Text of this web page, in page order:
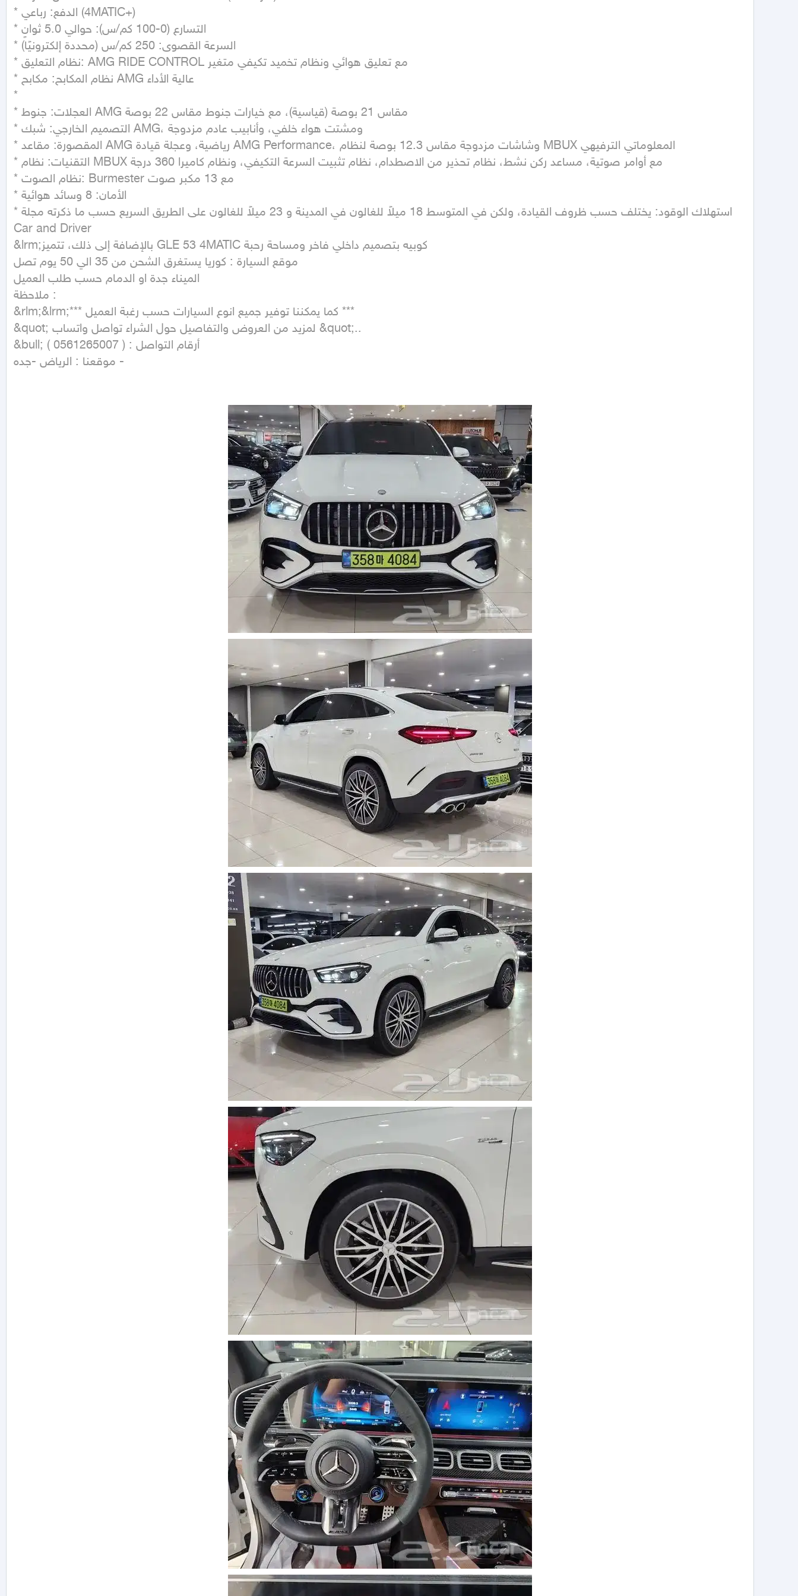
* الدفع: رباعي (4MATIC+)
* التسارع (0-100 كم/س): حوالي 5.0 ثوانٍ
* السرعة القصوى: 250 كم/س (محددة إلكترونيًا)
* نظام التعليق: AMG RIDE CONTROL مع تعليق هوائي ونظام تخميد تكيفي متغير
* نظام المكابح: مكابح AMG عالية الأداء
*
* العجلات: جنوط AMG مقاس 21 بوصة (قياسية)، مع خيارات جنوط مقاس 22 بوصة
* التصميم الخارجي: شبك AMG، ومشتت هواء خلفي، وأنابيب عادم مزدوجة
* المقصورة: مقاعد AMG رياضية، وعجلة قيادة AMG Performance، وشاشات مزدوجة مقاس 12.3 بوصة لنظام MBUX المعلوماتي الترفيهي
* التقنيات: نظام MBUX مع أوامر صوتية، مساعد ركن نشط، نظام تحذير من الاصطدام، نظام تثبيت السرعة التكيفي، ونظام كاميرا 360 درجة
* نظام الصوت: Burmester مع 13 مكبر صوت
* الأمان: 8 وسائد هوائية
* استهلاك الوقود: يختلف حسب ظروف القيادة، ولكن في المتوسط 18 ميلاً للغالون في المدينة و 23 ميلاً للغالون على الطريق السريع حسب ما ذكرته مجلة
Car and Driver
&lrm;بالإضافة إلى ذلك، تتميز GLE 53 4MATIC كوبيه بتصميم داخلي فاخر ومساحة رحبة
موقع السيارة : كوريا يستغرق الشحن من 35 الي 50 يوم تصل
الميناء جدة او الدمام حسب طلب العميل
ملاحظة :
&rlm;&lrm;*** كما يمكننا توفير جميع انوع السيارات حسب رغبة العميل ***
&quot; لمزيد من العروض والتفاصيل حول الشراء تواصل واتساب &quot;..
&bull; أرقام التواصل : ( 0561265007 )
موقعنا : الرياض -جده -